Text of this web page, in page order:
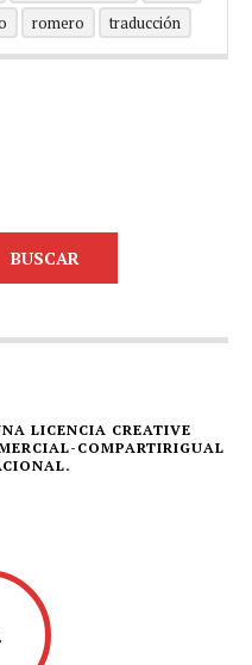
romero traducción
LICENCIA CREATIVE
COMPARTIRIGUAL